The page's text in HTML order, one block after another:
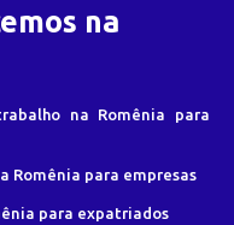
na
na Romênia para
Romênia para empresas
para expatriados